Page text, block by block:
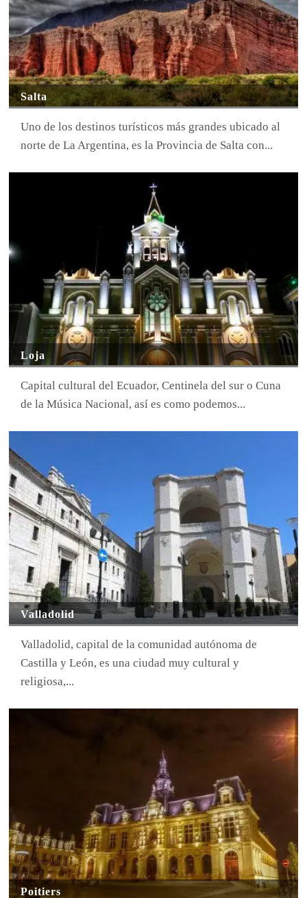
Salta
Uno de los destinos turísticos más grandes ubicado al
norte de La Argentina, es la Provincia de Salta con...
Loja
Capital cultural del Ecuador, Centinela del sur o Cuna
de la Música Nacional, así es como podemos...
Valladolid
Valladolid, capital de la comunidad autónoma de
Castilla y León, es una ciudad muy cultural y
religiosa,...
Poitiers